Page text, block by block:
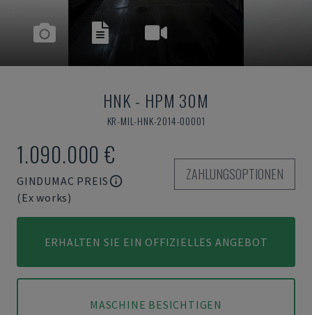
HNK - HPM 30M
KR-MIL-HNK-2014-00001
1.090.000 €
GINDUMAC PREIS
(Ex works)
ZAHLUNGSOPTIONEN
ERHALTEN SIE EIN OFFIZIELLES ANGEBOT
MASCHINE BESICHTIGEN